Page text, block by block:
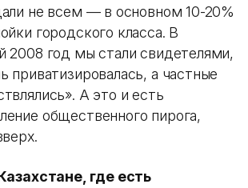
не всем — в основном 10-20%
городского класса. В
2008 год мы стали свидетелями,
приватизировалась, а частные
А это и есть
общественного пирога,
где есть